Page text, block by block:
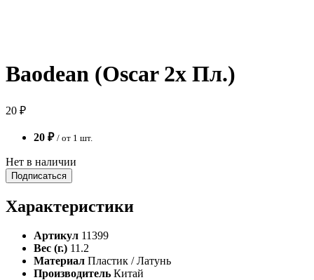
Baodean (Oscar 2x Пл.)
20 ₽
20 ₽ / от 1 шт.
Нет в наличии
Подписаться
Характеристики
Артикул 11399
Вес (г.) 11.2
Материал Пластик / Латунь
Производитель Китай